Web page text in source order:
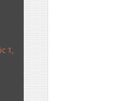
1,